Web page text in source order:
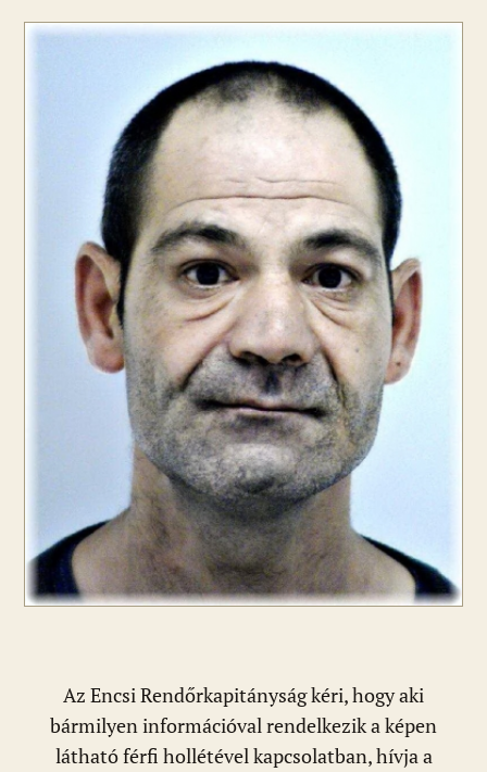
Az Encsi Rendőrkapitányság kéri, hogy aki
bármilyen információval rendelkezik a képen
látható férfi hollétével kapcsolatban, hívja a